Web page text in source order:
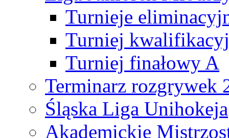
Turnieje
Turniej
Turniej finałowy A
Terminarz rozgrywek
Śląska Liga Unihokeja
Akademickie